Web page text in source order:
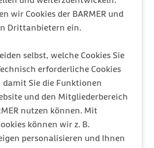
wir Cookies der BARMER und
Drittanbietern ein.
selbst, welche Cookies Sie
erforderliche Cookies
damit Sie die Funktionen
und den Mitgliederbereich
nutzen können. Mit
können wir z. B.
personalisieren und Ihnen
problemlos erledigen,
sind und keine besondere
Muten Sie sich nicht zu
die Aufgaben auf mehrere Tage
zwischendurch die eine oder
Sie ein paar praktische Tipps
die richtige Körperhaltung –